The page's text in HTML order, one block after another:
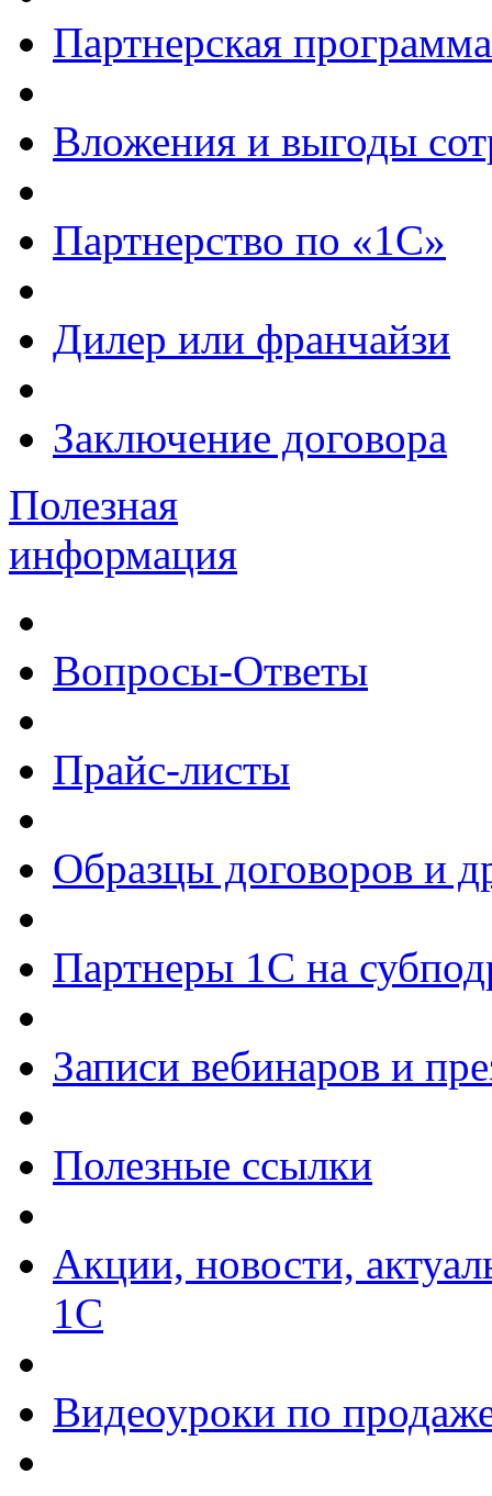
Партнерская программа
Вложения и выгоды
Партнерство по «1С»
Дилер или франчайзи
Заключение договора
Полезная
информация
Вопросы-Ответы
Прайс-листы
Образцы договоров и
Партнеры 1С на
Записи вебинаров и
Полезные ссылки
Акции, новости,
1С
Видеоуроки по